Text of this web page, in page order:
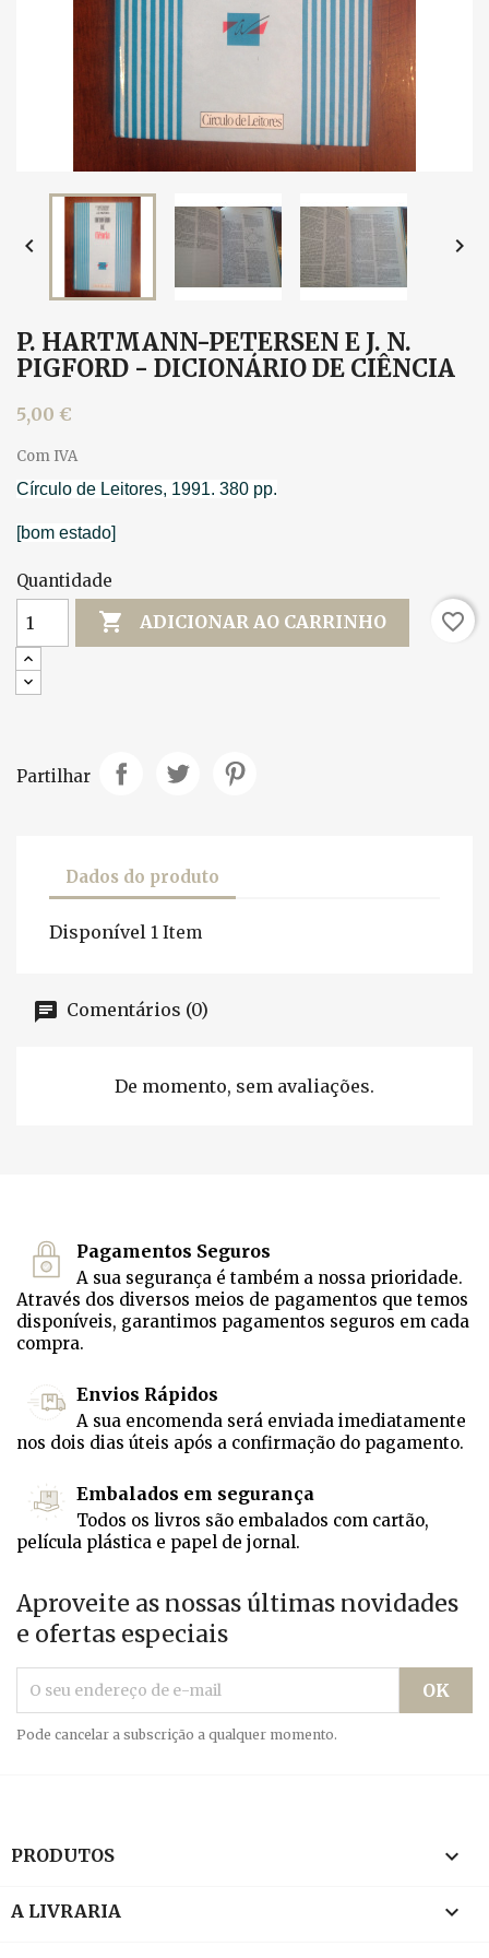
 
P. HARTMANN-PETERSEN E J. N.
PIGFORD - DICIONÁRIO DE CIÊNCIA
5,00 €
Com IVA
Círculo de Leitores, 1991. 380 pp.
[bom estado]
Quantidade
 ADICIONAR AO CARRINHO favorite_border
Partilhar
Dados do produto
Disponível 1 Item
Comentários (0)
De momento, sem avaliações.
Pagamentos Seguros
A sua segurança é também a nossa prioridade.
Através dos diversos meios de pagamentos que temos
disponíveis, garantimos pagamentos seguros em cada
compra.
Envios Rápidos
A sua encomenda será enviada imediatamente
nos dois dias úteis após a confirmação do pagamento.
Embalados em segurança
Todos os livros são embalados com cartão,
película plástica e papel de jornal.
Aproveite as nossas últimas novidades
e ofertas especiais
Pode cancelar a subscrição a qualquer momento.
PRODUTOS 
A LIVRARIA 